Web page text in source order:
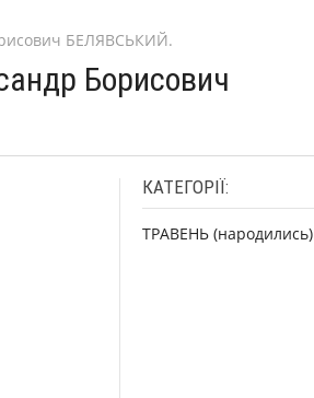
БЕЛЯВСЬКИЙ.
Борисович
КАТЕГОРІЇ:
ТРАВЕНЬ (народились)